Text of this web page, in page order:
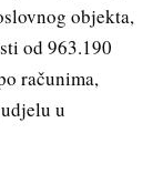
objekta,
od 963.190
računima,
u